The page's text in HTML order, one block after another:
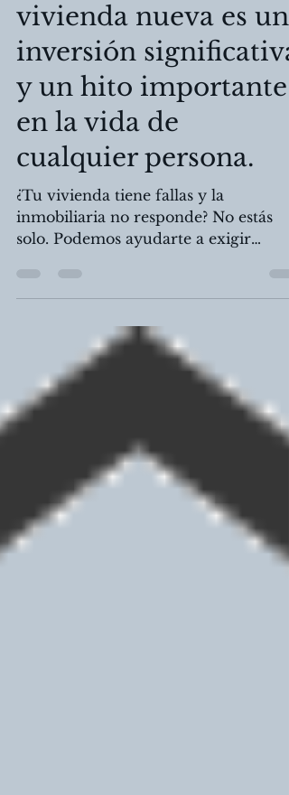
vivienda nueva es una
inversión significativa
y un hito importante
en la vida de
cualquier persona.
¿Tu vivienda tiene fallas y la
inmobiliaria no responde? No estás
solo. Podemos ayudarte a exigir